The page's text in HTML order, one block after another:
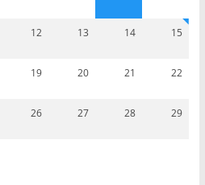
12 13 14 15
19 20 21 22
26 27 28 29